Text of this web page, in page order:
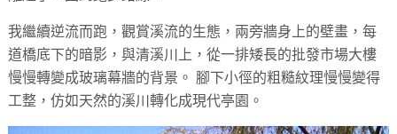
我繼續逆流而跑，觀賞溪流的生態，兩旁牆身上的壁畫，每
道橋底下的暗影，與清溪川上，從一排矮長的批發市場大樓
慢慢轉變成玻璃幕牆的背景。 腳下小徑的粗糙紋理慢慢變得
工整，仿如天然的溪川轉化成現代亭園。